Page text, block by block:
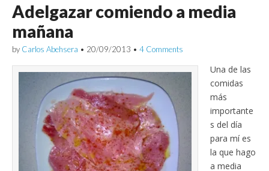
Adelgazar comiendo a media
mañana
by Carlos Abehsera • 20/09/2013 • 4 Comments
Una de las
comidas
más
importante
s del día
para mí es
la que hago
a media